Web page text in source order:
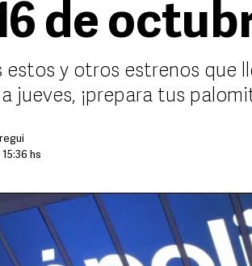
de
estos y otros estrenos que
jueves, ¡prepara tus
hs